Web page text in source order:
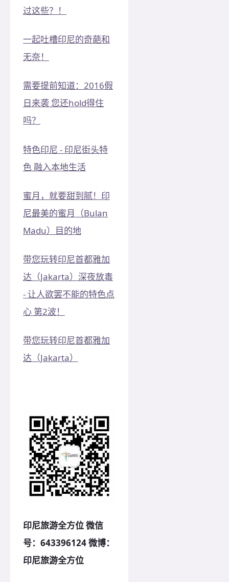
过这些？！
一起吐槽印尼的奇葩和
无奈！
需要提前知道：2016假
日来袭 您还hold得住
吗？
特色印尼 - 印尼街头特
色 融入本地生活
蜜月，就要甜到腻！印
尼最美的蜜月（Bulan
Madu）目的地
带您玩转印尼首都雅加
达（Jakarta） 深夜放毒
- 让人欲罢不能的特色点
心 第2波！
带您玩转印尼首都雅加
达（Jakarta）
印尼旅游全方位微信
号：643396124 微博：
印尼旅游全方位